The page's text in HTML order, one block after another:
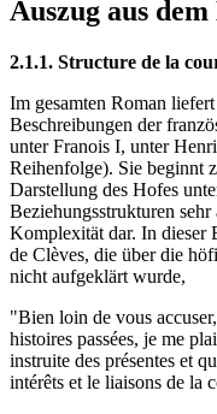
Auszug aus
2.1.1. Structure de la
Im gesamten Roman
Beschreibungen der
unter Franois I, unter
Reihenfolge). Sie beginnt
Darstellung des Hofes
Beziehungsstrukturen
Komplexität dar. In dieser
de Clèves, die über die
nicht aufgeklärt wurde,
"Bien loin de vous
histoires passées, je me
instruite des présentes et
intérêts et le liaisons de la